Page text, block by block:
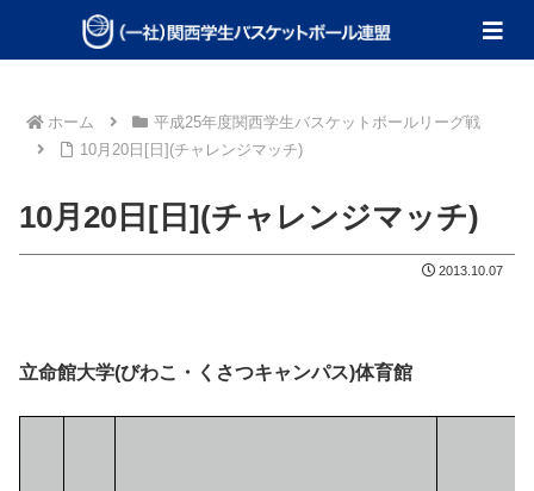
ホーム
平成25年度関西学生バスケットボールリーグ戦
10月20日[日](チャレンジマッチ)
10月20日[日](チャレンジマッチ)
2013.10.07
立命館大学(びわこ・くさつキャンパス)体育館